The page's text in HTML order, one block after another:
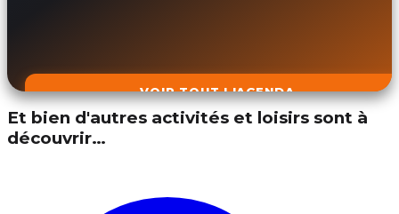
VOIR TOUT L'AGENDA
Et bien d'autres activités et loisirs sont à
découvrir…